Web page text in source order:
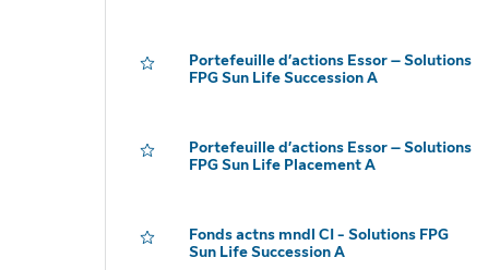
Portefeuille d’actions Essor – Solutions
FPG Sun Life Succession A
Portefeuille d’actions Essor – Solutions
FPG Sun Life Placement A
Fonds actns mndl CI - Solutions FPG
Sun Life Succession A